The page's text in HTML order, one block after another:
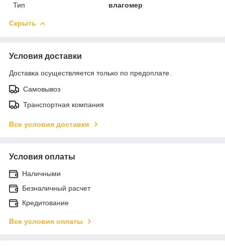
Тип влагомер
Скрыть
Условия доставки
Доставка осуществляется только по предоплате.
Самовывоз
Транспортная компания
Все условия доставки
Условия оплаты
Наличными
Безналичный расчет
Кредитование
Все условия оплаты